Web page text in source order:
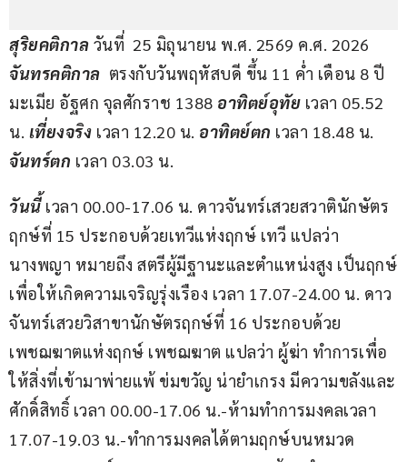
สุริยคติกาล วันที่  25 มิถุนายน พ.ศ. 2569 ค.ศ. 2026
จันทรคติกาล ตรงกับวันพฤหัสบดี ขึ้น 11 ค่ำ เดือน 8 ปี
มะเมีย อัฐศก จุลศักราช 1388 อาทิตย์อุทัย เวลา 05.52
น. เที่ยงจรง เวลา 12.20 น. อาทิตย์ตก เวลา 18.48 น.
จันทร์ตก เวลา 03.03 น.
วันนี้ เวลา 00.00-17.06 น. ดาวจันทร์เสวยสวาตินักษัตร
ฤกษ์ที่ 15 ประกอบด้วยเทวีแห่งฤกษ์ เทวี แปลว่า
นางพญา หมายถึง สตรีผู้มีฐานะและตำแหน่งสูง เป็นฤกษ์
เพื่อให้เกิดความเจริญรุ่งเรือง เวลา 17.07-24.00 น. ดาว
จันทร์เสวยวิสาขานักษัตรฤกษ์ที่ 16 ประกอบด้วย
เพชฌฆาตแห่งฤกษ์ เพชฌฆาต แปลว่า ผู้ฆ่า ทำการเพื่อ
ให้สิ่งที่เข้ามาพ่ายแพ้ ข่มขวัญ น่ายำเกรง มีความขลังและ
ศักดิ์สิทธิ์ เวลา 00.00-17.06 น.-ห้ามทำการมงคลเวลา
17.07-19.03 น.-ทำการมงคลได้ตามฤกษ์บนหมวด